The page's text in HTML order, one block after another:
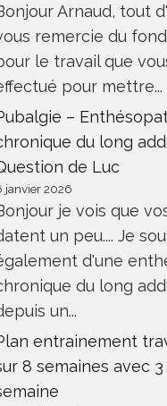
Arnaud, tout
remercie du
le travail que
pour mettre...
–
du long
de Luc
janvier 2026
je vois que
un peu.... Je
d'une
du long
un...
entrainement
8 semaines avec